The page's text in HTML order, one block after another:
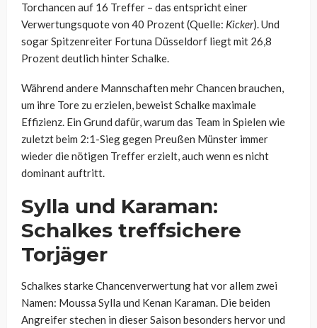
Torchancen auf 16 Treffer – das entspricht einer
Verwertungsquote von 40 Prozent (Quelle: Kicker). Und
sogar Spitzenreiter Fortuna Düsseldorf liegt mit 26,8
Prozent deutlich hinter Schalke.
Während andere Mannschaften mehr Chancen brauchen,
um ihre Tore zu erzielen, beweist Schalke maximale
Effizienz. Ein Grund dafür, warum das Team in Spielen wie
zuletzt beim 2:1-Sieg gegen Preußen Münster immer
wieder die nötigen Treffer erzielt, auch wenn es nicht
dominant auftritt.
Sylla und Karaman:
Schalkes treffsichere
Torjäger
Schalkes starke Chancenverwertung hat vor allem zwei
Namen: Moussa Sylla und Kenan Karaman. Die beiden
Angreifer stechen in dieser Saison besonders hervor und